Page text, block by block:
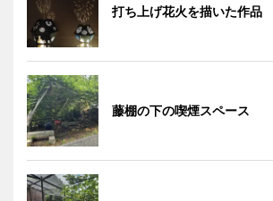
打ち上げ花火を描いた作品
藤棚の下の喫煙スペース